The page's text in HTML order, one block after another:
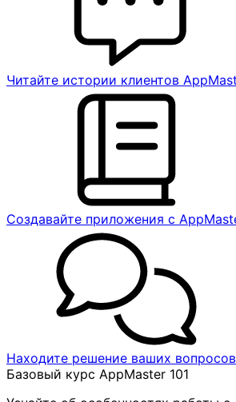
Читайте истории клиентов
Создавайте приложения с
Находите решение ваших вопросов
Базовый курс AppMaster 101